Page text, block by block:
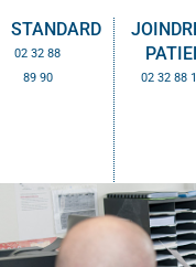
STANDARD
02 32 88
89 90
02 32 88